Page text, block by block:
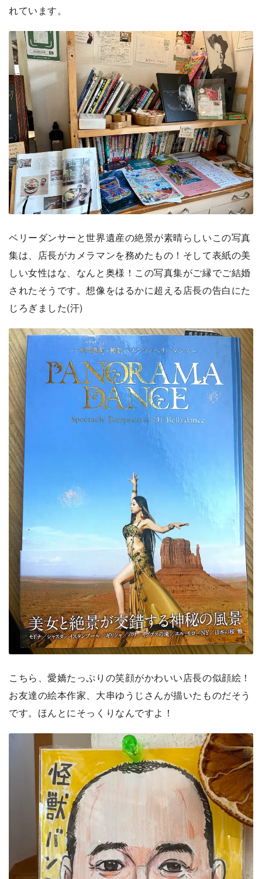
れています。
ベリーダンサーと世界遺産の絶景が素晴らしいこの写真
集は、店長がカメラマンを務めたもの！そして表紙の美
しい女性はな、なんと奥様！この写真集がご縁でご結婚
されたそうです。想像をはるかに超える店長の告白にた
じろぎました(汗)
こちら、愛嬌たっぷりの笑顔がかわいい店長の似顔絵！
お友達の絵本作家、大串ゆうじさんが描いたものだそう
です。ほんとにそっくりなんですよ！